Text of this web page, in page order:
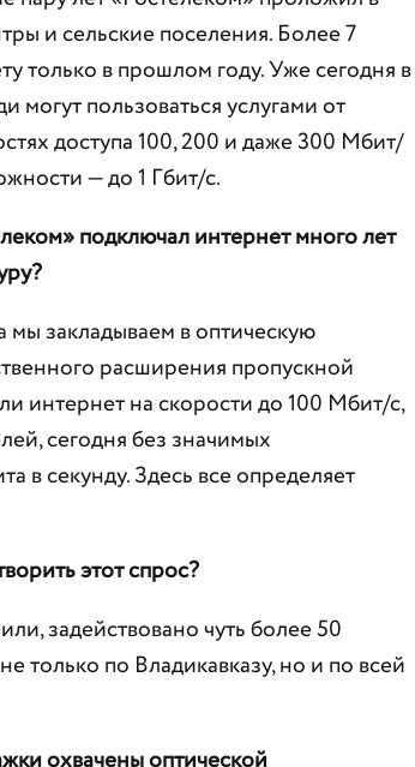
и сельские поселения. Более 7
только в прошлом году. Уже сегодня в
пользоваться услугами от
доступа 100, 200 и даже 300 Мбит/
— до 1 Гбит/с.
подключал интернет много лет
мы закладываем в оптическую
расширения пропускной
интернет на скорости до 100 Мбит/с,
сегодня без значимых
в секунду. Здесь все определяет
этот спрос?
задействовано чуть более 50
только по Владикавказу, но и по всей